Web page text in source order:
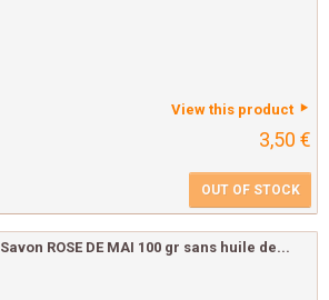
View this product
3,50 €
OUT OF STOCK
Savon ROSE DE MAI 100 gr sans huile de...